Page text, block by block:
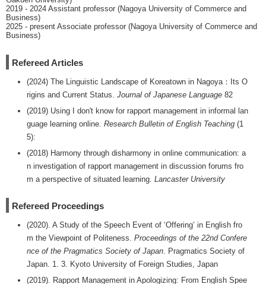
2019 - 2024 Assistant professor (Nagoya University of Commerce and
Business)
2025 - present Associate professor (Nagoya University of Commerce and
Business)
Refereed Articles
(2024) The Linguistic Landscape of Koreatown in Nagoya：Its O
rigins and Current Status. Journal of Japanese Language 82
(2019) Using I don't know for rapport management in informal lan
guage learning online. Research Bulletin of English Teaching (1
5):
(2018) Harmony through disharmony in online communication: a
n investigation of rapport management in discussion forums fro
m a perspective of situated learning. Lancaster University
Refereed Proceedings
(2020). A Study of the Speech Event of ‘Offering’ in English fro
m the Viewpoint of Politeness. Proceedings of the 22nd Confere
nce of the Pragmatics Society of Japan. Pragmatics Society of
Japan. 1. 3. Kyoto University of Foreign Studies, Japan
(2019). Rapport Management in Apologizing: From English Spee